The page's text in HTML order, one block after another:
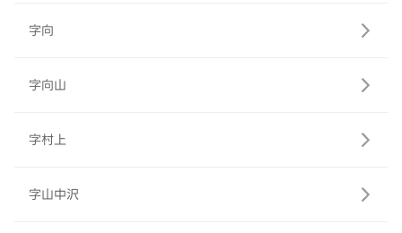
字向
字向山
字村上
字山中沢